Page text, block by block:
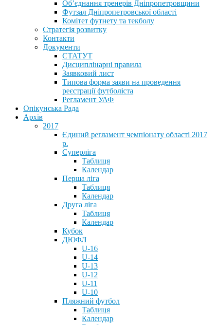
Обʼєднання тренерів Дніпропетровщини
Футзал Дніпропетровської області
Комітет футнету та текболу
Стратегія розвитку
Контакти
Документи
СТАТУТ
Дисциплінарні правила
Заявковий лист
Типова форма заяви на проведення
реєстрації футболіста
Регламент УАФ
Опікунська Рада
Архів
2017
Єдиний регламент чемпіонату області 2017
р.
Суперліга
Таблиця
Календар
Перша ліга
Таблиця
Календар
Друга ліга
Таблиця
Календар
Кубок
ДЮФЛ
U-16
U-14
U-13
U-12
U-11
U-10
Пляжний футбол
Таблиця
Календар